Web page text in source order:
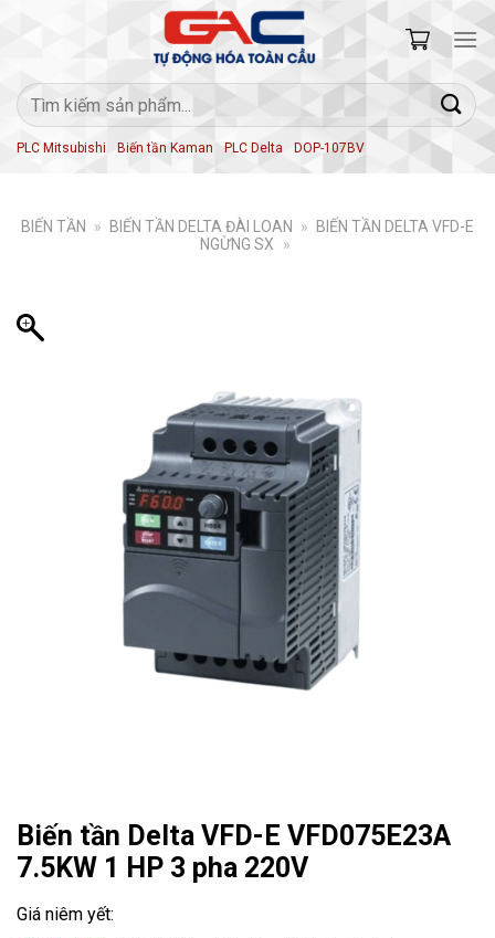
Tìm
kiếm:
PLC Mitsubishi Biến tần Kaman PLC Delta DOP-107BV
BIẾN TẦN » BIẾN TẦN DELTA ĐÀI LOAN »
BIẾN TẦN DELTA VFD-E
NGỪNG SX
»
Biến tần Delta VFD-E VFD075E23A
7.5KW 1 HP 3 pha 220V